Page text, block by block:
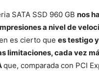
SATA SSD 960 GB nos
a nivel de
es cierto que es testigo
limitaciones, cada vez
que, comparada con PCI